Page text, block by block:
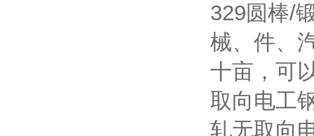
329圆棒/
械、件、
十亩，可
取向电工
轧无取向